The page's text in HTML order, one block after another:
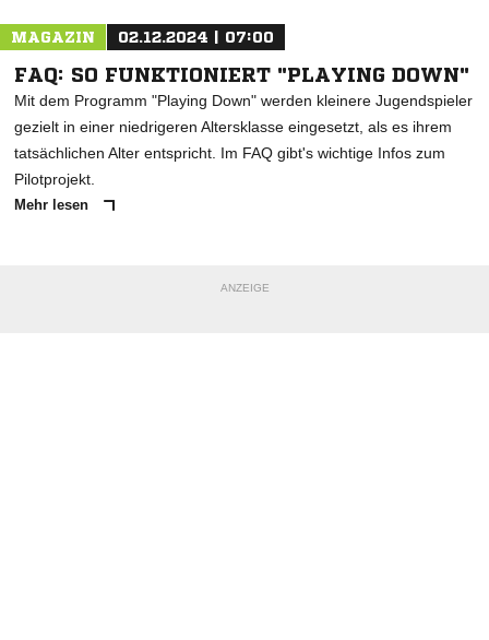
MAGAZIN 02.12.2024 | 07:00
FAQ: SO FUNKTIONIERT "PLAYING DOWN"
Mit dem Programm "Playing Down" werden kleinere Jugendspieler
gezielt in einer niedrigeren Altersklasse eingesetzt, als es ihrem
tatsächlichen Alter entspricht. Im FAQ gibt's wichtige Infos zum
Pilotprojekt.
Mehr lesen
ANZEIGE